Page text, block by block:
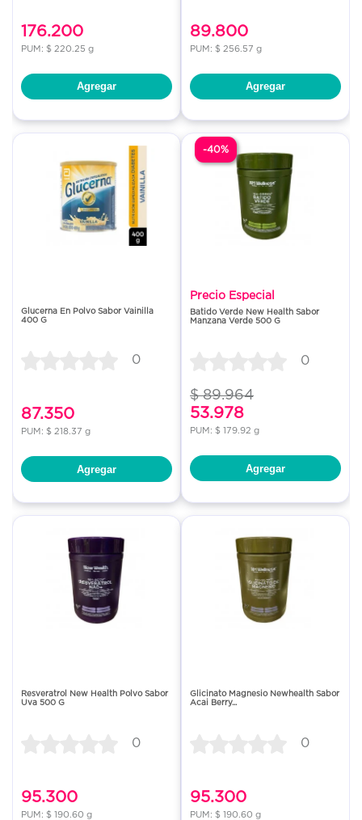
176.200
PUM: $ 220.25 g
Agregar
89.800
PUM: $ 256.57 g
Agregar
Glucerna En Polvo Sabor Vainilla
400 G
0
87.350
PUM: $ 218.37 g
Agregar
Precio Especial
Batido Verde New Health Sabor
Manzana Verde 500 G
0
$ 89.964
53.978
PUM: $ 179.92 g
Agregar
-40%
Resveratrol New Health Polvo Sabor
Uva 500 G
0
95.300
PUM: $ 190.60 g
Glicinato Magnesio Newhealth Sabor
Acai Berry...
0
95.300
PUM: $ 190.60 g